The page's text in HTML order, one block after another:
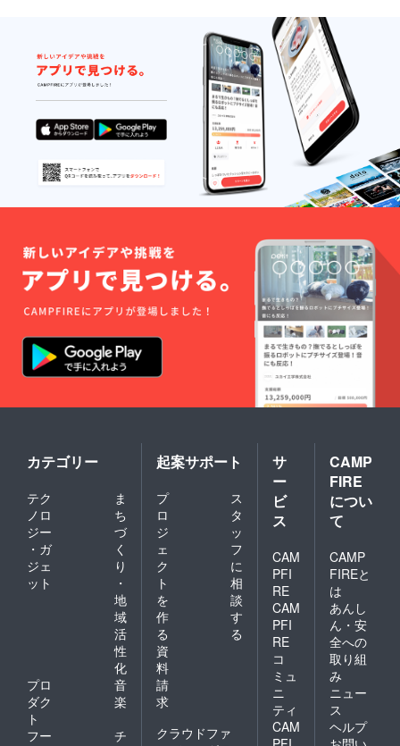
カテゴリー
テク
ノロ
ジー
・ガ
ジェ
ット
ま
ち
づ
く
り
・
地
域
活
性
化
プロ
ダク
ト
音
楽
フー
チ
起案サポート
プ
ロ
ジ
ェ
ク
ト
を
作
る
ス
タ
ッ
フ
に
相
談
す
る
資
料
請
求
クラウドファ
サ
ー
ビ
ス
CAM
PFI
RE
CAM
PFI
RE
コ
ミュ
ニ
ティ
CAM
CAMP
FIRE
につい
て
CAMP
FIREと
は
あんし
ん・安
全への
取り組
み
ニュー
ス
ヘルプ